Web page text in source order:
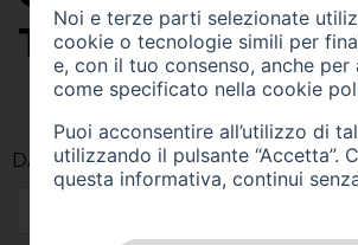
TUE ESIGENZE.
DATI DEL CLIENTE
Noi e terze parti selezionate
cookie o tecnologie simili per
e, con il tuo consenso, anche per
come specificato nella cookie
Puoi acconsentire all’utilizzo di
utilizzando il pulsante “Accetta”.
questa informativa, continui